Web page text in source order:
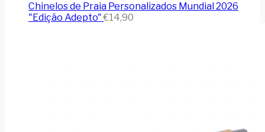
Chinelos de Praia Personalizados Mundial 2026
"Edição Adepto" €14,90